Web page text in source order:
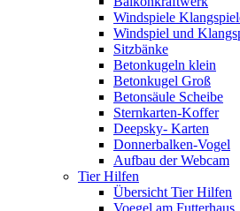
Windspiele
Windspiel und
Sitzbänke
Betonkugeln klein
Betonkugel Groß
Betonsäule Scheibe
Sternkarten-Koffer
Deepsky- Karten
Donnerbalken-Vogel
Aufbau der Webcam
Tier Hilfen
Übersicht Tier Hilfen
Voegel am Futterhaus